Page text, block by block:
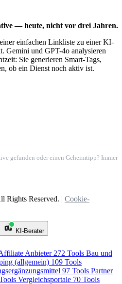
— heute, nicht vor drei Jahren.
einfachen Linkliste zu einer KI-
Gemini und GPT-4o analysieren
Sie generieren Smart-Tags,
ob ein Dienst noch aktiv ist.
gefunden oder einen Geheimtipp? Immer
Rights Reserved. | Cookie-
KI-Berater
Anbieter 272 Tools Bau und
(allgemein) 109 Tools
97 Tools Partner
Vergleichsportale 70 Tools